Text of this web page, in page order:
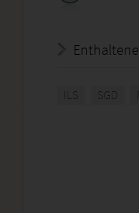
ILS SGD